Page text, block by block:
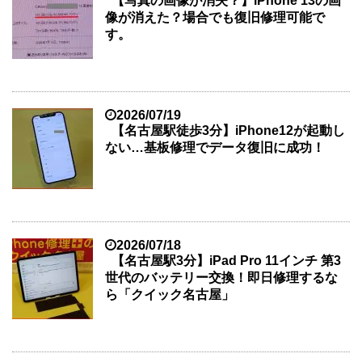
像が消えた？場合でも復旧修理可能で
す。
2026/07/19
【名古屋駅徒歩3分】iPhone12が起動し
ない…基板修理でデータ復旧に成功！
2026/07/18
【名古屋駅3分】iPad Pro 11インチ 第3
世代のバッテリー交換！即日修理するな
ら「クイック名古屋」